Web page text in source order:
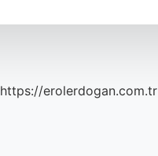
https://erolerdogan.com.tr